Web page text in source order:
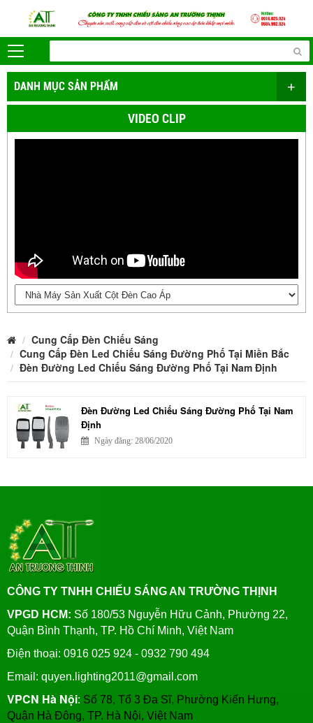
DANH MỤC SẢN PHẨM +
VIDEO CLIP
Cung Cấp Đèn Chiếu Sáng
Cung Cấp Đèn Led Chiếu Sáng Đường Phố Tại Miền Bắc
Đèn Đường Led Chiếu Sáng Đường Phố Tại Nam Định
Đèn Đường Led Chiếu Sáng Đường Phố Tại Nam
Định
Ngày đăng: 28/06/2020
CÔNG TY TNHH CHIẾU SÁNG AN TRƯỜNG THỊNH
VPGD HCM: Số 180/53 Nguyễn Hữu Cảnh, Phường 22,
Quận Bình Thạnh, TP. Hồ Chí Minh, Việt Nam
Điện thoại: 0916 025 924 - 0932 790 494
Email: quyen.lighting2011@gmail.com
VPCN Hà Nội: Số 78, Tổ 3 Đa Sĩ, Phường Kiến Hưng,
Quận Hà Đông, TP. Hà Nội, Việt Nam